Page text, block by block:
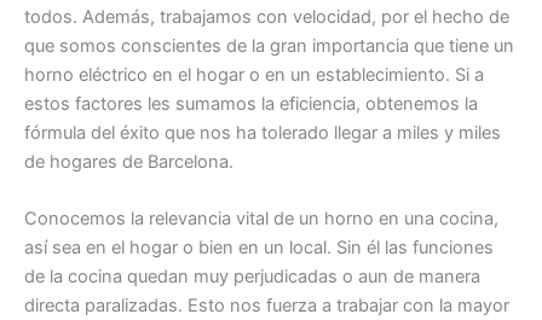
todos. Además, trabajamos con velocidad, por el hecho de
que somos conscientes de la gran importancia que tiene un
horno eléctrico en el hogar o en un establecimiento. Si a
estos factores les sumamos la eficiencia, obtenemos la
fórmula del éxito que nos ha tolerado llegar a miles y miles
de hogares de Barcelona.
Conocemos la relevancia vital de un horno en una cocina,
así sea en el hogar o bien en un local. Sin él las funciones
de la cocina quedan muy perjudicadas o aun de manera
directa paralizadas. Esto nos fuerza a trabajar con la mayor